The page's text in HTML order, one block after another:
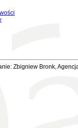
Zbigniew Bronk,